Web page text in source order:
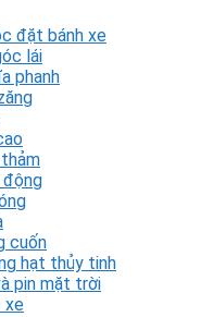
đặt bánh xe
lái
phanh
cuốn
hạt thủy tinh
pin mặt trời
xe